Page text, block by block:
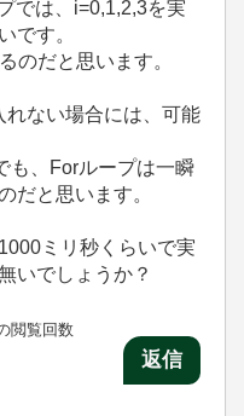
では、i=0,1,2,3を実
です。
のだと思います。
れない場合には、可能
も、Forループは一瞬
だと思います。
ミリ秒くらいで実
いでしょうか？
閲覧回数
返信